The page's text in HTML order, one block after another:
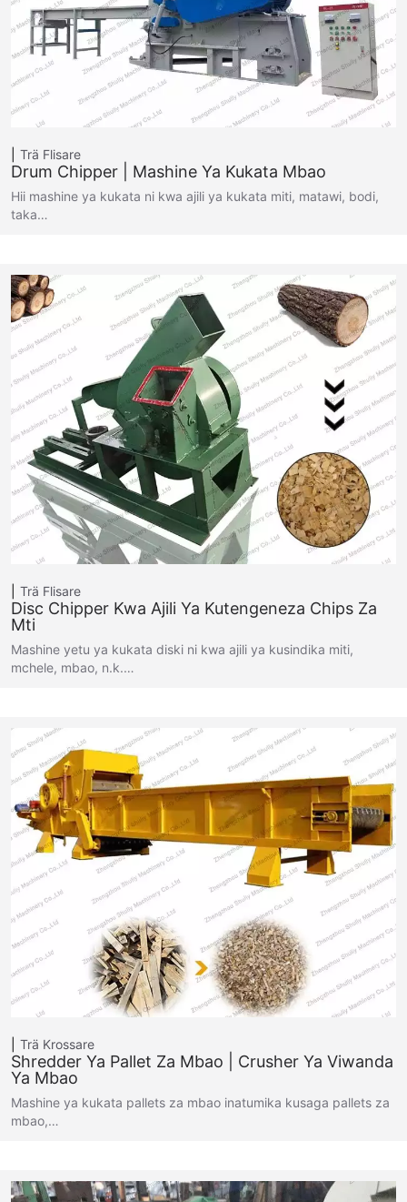
Trä Flisare
Drum Chipper | Mashine Ya Kukata Mbao
Hii mashine ya kukata ni kwa ajili ya kukata miti, matawi, bodi,
taka…
Trä Flisare
Disc Chipper Kwa Ajili Ya Kutengeneza Chips Za
Mti
Mashine yetu ya kukata diski ni kwa ajili ya kusindika miti,
mchele, mbao, n.k.…
Trä Krossare
Shredder Ya Pallet Za Mbao | Crusher Ya Viwanda
Ya Mbao
Mashine ya kukata pallets za mbao inatumika kusaga pallets za
mbao,…